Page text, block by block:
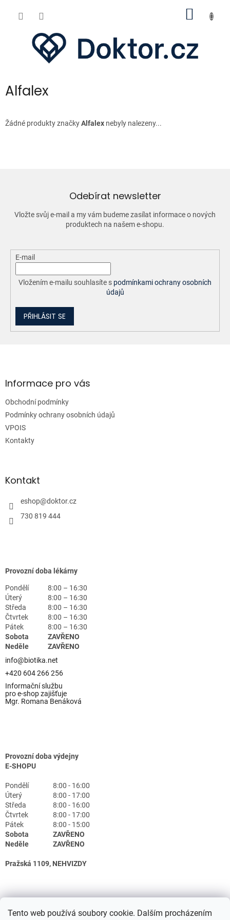
Tento web používá soubory cookie. Dalším procházením
Alfalex
Žádné produkty značkyAlfalex nebyly nalezeny...
Odebírat newsletter
Vložte svůj e-mail a my vám budeme zasílat informace o nových
produktech na našem e-shopu.
E-mail
Vložením e-mailu souhlasíte s podmínkami ochrany osobních
údajů
PŘIHLÁSIT SE
aInformace pro vás
Obchodní podmínky
Podmínky ochrany osobních údajů
VPOIS
Kontakty
Kontakt
eshop@doktor.cz
730 819 444
Provozní doba lékárny
Pondělí
8:00 – 16:30
Úterý
8:00 – 16:30
Středa
8:00 – 16:30
Čtvrtek
8:00 – 16:30
Pátek
8:00 – 16:30
Sobota
ZAVŘENO
Neděle
ZAVŘENO
info@biotika.net
+420 604 266 256
Informační službu
pro e-shop zajišťuje
Mgr. Romana Benáková
Provozní doba výdejny
E-SHOPU
Pondělí
8:00 - 16:00
Úterý
8:00 - 17:00
Středa
8:00 - 16:00
Čtvrtek
8:00 - 17:00
Pátek
8:00 - 15:00
Sobota
ZAVŘENO
Neděle
ZAVŘENO
Pražská 1109, NEHVIZDY